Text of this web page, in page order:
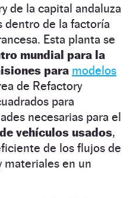
de la capital andaluza
dentro de la factoría
Esta planta se
mundial para la
para modelos
de Refactory
para
necesarias para el
vehículos usados,
de los flujos de
materiales en un